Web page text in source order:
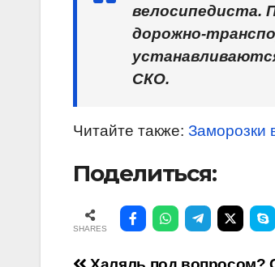
велосипедиста.
дорожно-
СКО.
Читайте также: Заморозки
Поделиться:
SHARES